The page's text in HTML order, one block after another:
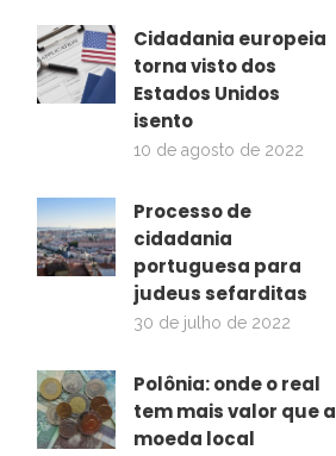
Cidadania europeia
torna visto dos
Estados Unidos
isento
10 de agosto de 2022
Processo de
cidadania
portuguesa para
judeus sefarditas
30 de julho de 2022
Polônia: onde o real
tem mais valor que a
moeda local